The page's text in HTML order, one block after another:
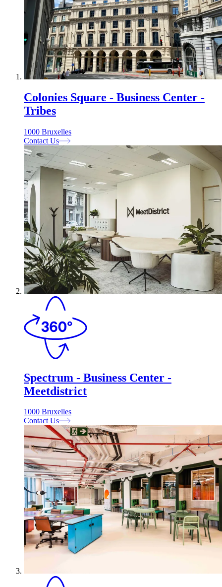
Colonies Square - Business Center -
Tribes
1000 Bruxelles
Contact Us
Spectrum - Business Center -
Meetdistrict
1000 Bruxelles
Contact Us